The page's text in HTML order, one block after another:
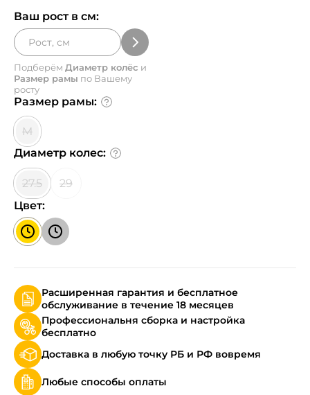
Ваш рост в см:
Подберём Диаметр колёс и
Размер рамы по Вашему
росту
Размер рамы:
M
Диаметр колес:
27.5
29
Цвет:
Расширенная гарантия и бесплатное
обслуживание в течение 18 месяцев
Профессиональня сборка и настройка
бесплатно
Доставка в любую точку РБ и РФ вовремя
Любые способы оплаты